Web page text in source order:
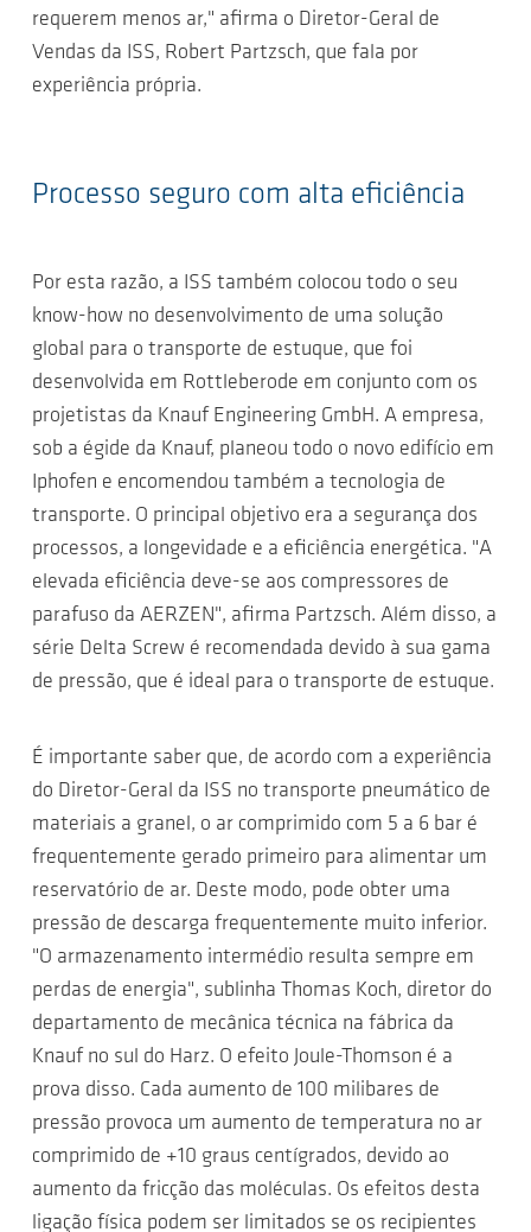
requerem menos ar," afirma o Diretor-Geral de
Vendas da ISS, Robert Partzsch, que fala por
experiência própria.
Processo seguro com alta eficiência
Por esta razão, a ISS também colocou todo o seu
know-how no desenvolvimento de uma solução
global para o transporte de estuque, que foi
desenvolvida em Rottleberode em conjunto com os
projetistas da Knauf Engineering GmbH. A empresa,
sob a égide da Knauf, planeou todo o novo edifício em
Iphofen e encomendou também a tecnologia de
transporte. O principal objetivo era a segurança dos
processos, a longevidade e a eficiência energética. "A
elevada eficiência deve-se aos compressores de
parafuso da AERZEN", afirma Partzsch. Além disso, a
série Delta Screw é recomendada devido à sua gama
de pressão, que é ideal para o transporte de estuque.
É importante saber que, de acordo com a experiência
do Diretor-Geral da ISS no transporte pneumático de
materiais a granel, o ar comprimido com 5 a 6 bar é
frequentemente gerado primeiro para alimentar um
reservatório de ar. Deste modo, pode obter uma
pressão de descarga frequentemente muito inferior.
"O armazenamento intermédio resulta sempre em
perdas de energia", sublinha Thomas Koch, diretor do
departamento de mecânica técnica na fábrica da
Knauf no sul do Harz. O efeito Joule-Thomson é a
prova disso. Cada aumento de 100 milibares de
pressão provoca um aumento de temperatura no ar
comprimido de +10 graus centígrados, devido ao
aumento da fricção das moléculas. Os efeitos desta
ligação física podem ser limitados se os recipientes